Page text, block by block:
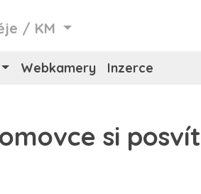
/ KM
Webkamery Inzerce
si